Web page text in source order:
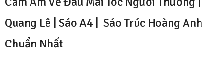
Quang Lê | Sáo A4 | Sáo Trúc Hoàng Anh
Chuẩn Nhất